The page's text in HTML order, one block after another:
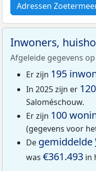
Adressen
Inwoners,
Afgeleide gegevens
Er zijn 195
In 2025 zijn er
Saloméschouw.
Er zijn 100
(gegevens voor
De gemiddelde
was €361.493 in